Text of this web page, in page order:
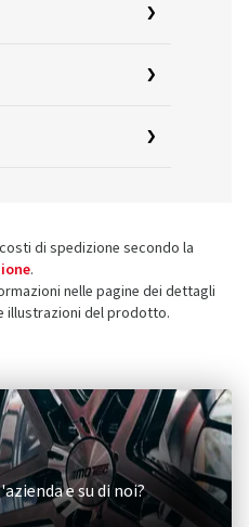
di spedizione secondo la
.
nelle pagine dei dettagli
illustrazioni del prodotto.
e su di noi?